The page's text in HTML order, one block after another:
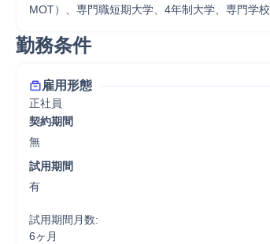
MOT）、専門職短期大学、4年制大学、専門学校
勤務条件
雇用形態
正社員
契約期間
無
試用期間
有
試用期間月数:
6ヶ月